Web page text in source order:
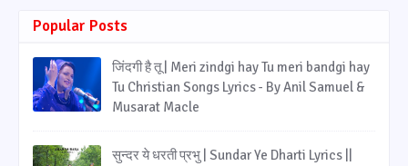
Popular Posts
जिंदगी है तू | Meri zindgi hay Tu meri bandgi hay
Tu Christian Songs Lyrics - By Anil Samuel &
Musarat Macle
सुन्दर ये धरती प्रभु | Sundar Ye Dharti Lyrics ||